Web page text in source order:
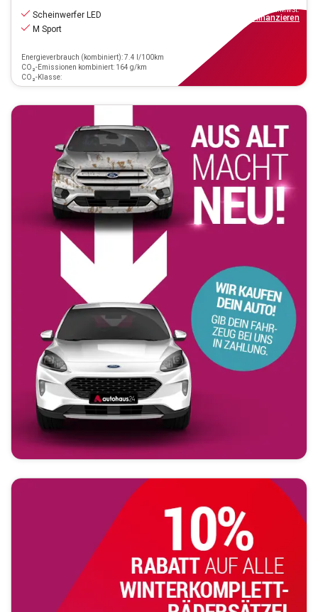
Scheinwerfer LED
M Sport
Energieverbrauch (kombiniert): 7.4 l/100km
CO₂-Emissionen kombiniert: 164 g/km
CO₂-Klasse:
inkl.MwSt.
finanzieren